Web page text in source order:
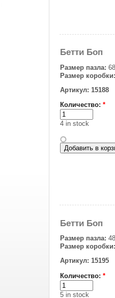
Бетти Боп
Размер пазла:
Размер коробки:
Артикул: 15188
Количество: *
4 in stock
Бетти Боп
Размер пазла:
Размер коробки:
Артикул: 15195
Количество: *
5 in stock